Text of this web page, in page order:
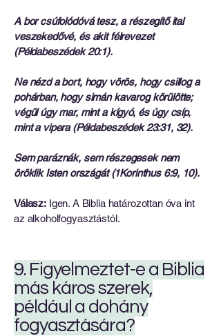
A bor csúfolódóvá tesz, a részegítő ital
veszekedővé, és akit félrevezet
(Példabeszédek 20:1).
Ne nézd a bort, hogy vörös, hogy csillog a
pohárban, hogy simán kavarog körülötte;
végül úgy mar, mint a kígyó, és úgy csíp,
mint a vipera (Példabeszédek 23:31, 32).
Sem paráznák, sem részegesek nem
öröklik Isten országát (1Korinthus 6:9, 10).
Válasz:Igen. A Biblia határozottan óva int
az alkoholfogyasztástól.
9. Figyelmeztet-e a Biblia
más káros szerek,
például a dohány
fogyasztására?